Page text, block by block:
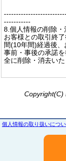
-----------
8.個人情報の削除・
お客様との取引終
間(10年間)経過後、
事前・事後の承諾
全に削除・消去いた
Copyright(C)
個人情報の取り扱いにつ